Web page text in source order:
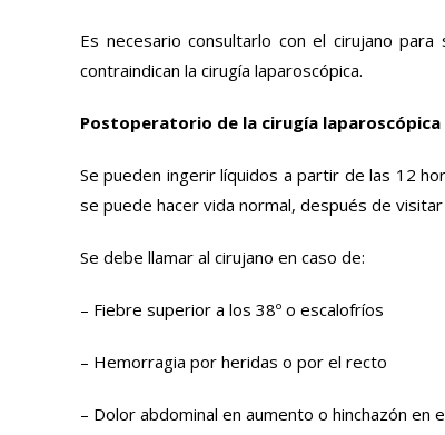
Es necesario consultarlo con el cirujano
contraindican la cirugía laparoscópica.
Postoperatorio de la cirugía laparoscópica
Se pueden ingerir líquidos a partir de las 12
se puede hacer vida normal, después de visitar
Se debe llamar al cirujano en caso de:
– Fiebre superior a los 38º o escalofríos
– Hemorragia por heridas o por el recto
– Dolor abdominal en aumento o hinchazón en